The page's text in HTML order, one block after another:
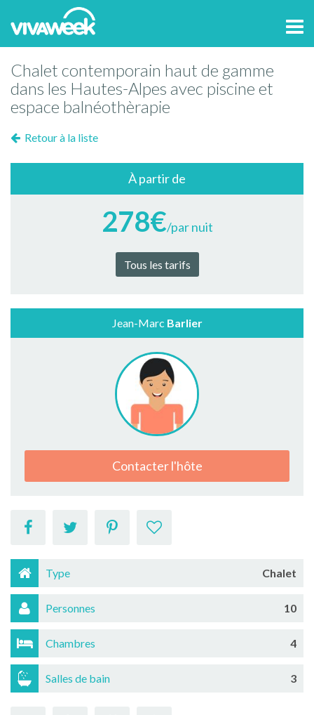
Chalet contemporain haut de gamme
dans les Hautes-Alpes avec piscine et
espace balnéothèrapie
Retour à la liste
À partir de
278€/par nuit
Tous les tarifs
Jean-Marc Barlier
Contacter l'hôte
Type Chalet
Personnes 10
Chambres 4
Salles de bain 3